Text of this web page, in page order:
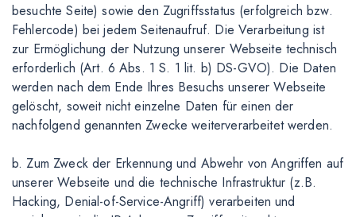
besuchte Seite) sowie den Zugriffsstatus (erfolgreich bzw.
Fehlercode) bei jedem Seitenaufruf. Die Verarbeitung ist
zur Ermöglichung der Nutzung unserer Webseite technisch
erforderlich (Art. 6 Abs. 1 S. 1 lit. b) DS-GVO). Die Daten
werden nach dem Ende Ihres Besuchs unserer Webseite
gelöscht, soweit nicht einzelne Daten für einen der
nachfolgend genannten Zwecke weiterverarbeitet werden.
b. Zum Zweck der Erkennung und Abwehr von Angriffen auf
unserer Webseite und die technische Infrastruktur (z.B.
Hacking, Denial-of-Service-Angriff) verarbeiten und